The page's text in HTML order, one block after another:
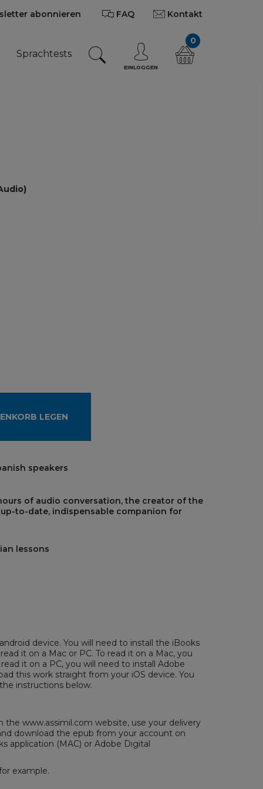
abonnieren FAQ Kontakt
Sprachtests
EINLOGGEN
0
LEGEN
speakers
of audio conversation, the creator of the
to-date, indispensable companion for
lessons
device. You will need to install the iBooks
it on a Mac or PC. To read it on a Mac, you
it on a PC, you will need to install Adobe
this work straight from your iOS device. You
instructions below.
www.assimil.com website, use your delivery
download the epub from your account on
application (MAC) or Adobe Digital
example.